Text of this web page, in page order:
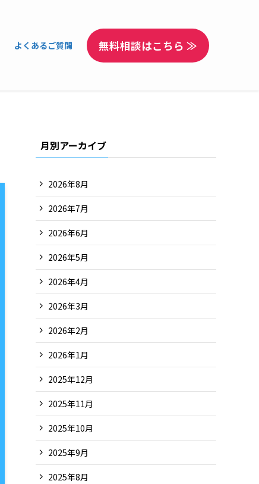
よくあるご質問 無料相談はこちら ≫
月別アーカイブ
2026年8月
2026年7月
2026年6月
2026年5月
2026年4月
2026年3月
2026年2月
2026年1月
2025年12月
2025年11月
2025年10月
2025年9月
2025年8月